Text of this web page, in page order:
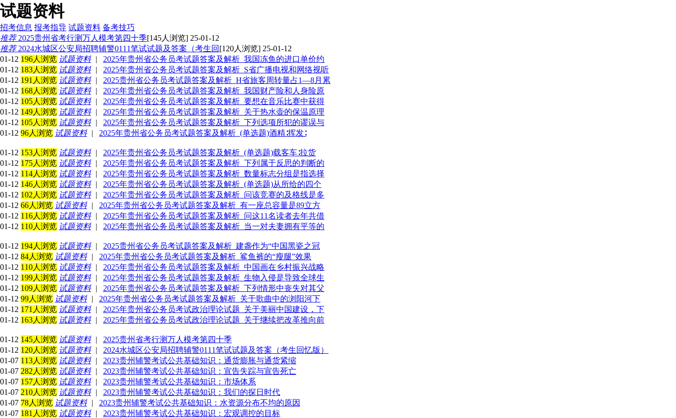
试题资料
招考信息 报考指导 试题资料 备考技巧
推荐2025贵州省考行测万人模考第四十季[145人浏览] 25-01-12
推荐2024水城区公安局招聘辅警0111笔试试题及答案（考生回 [120人浏览] 25-01-12
01-12 196人浏览 试题资料|
2025年贵州省公务员考试题答案及解析_我国冻鱼的进口单价约
01-12 183人浏览 试题资料|
2025年贵州省公务员考试题答案及解析_S省广播电视和网络视听
01-12 191人浏览 试题资料|
2025贵州省公务员考试题答案及解析_H省旅客周转量占1—8月累
01-12 168人浏览 试题资料|
2025年贵州省公务员考试题答案及解析_我国财产险和人身险原
01-12 105人浏览 试题资料|
2025年贵州省公务员考试题答案及解析_要想在音乐比赛中获得
01-12 149人浏览 试题资料|
2025年贵州省公务员考试题答案及解析_关于热水壶的保温原理
01-12 105人浏览 试题资料|
2025年贵州省公务员考试题答案及解析_下列选项所犯的谬误与
01-12 96人浏览 试题资料| 2025年贵州省公务员考试题答案及解析_(单选题)酒精∶挥发∶
01-12 153人浏览 试题资料|
2025年贵州省公务员考试题答案及解析_(单选题)载客车∶拉货
01-12 175人浏览 试题资料|
2025年贵州省公务员考试题答案及解析_下列属于反思的判断的
01-12 114人浏览 试题资料|
2025年贵州省公务员考试题答案及解析_数量标志分组是指选择
01-12 146人浏览 试题资料|
2025年贵州省公务员考试题答案及解析_(单选题)从所给的四个
01-12 102人浏览 试题资料|
2025年贵州省公务员考试题答案及解析_问该竞赛的及格线是多
01-12 66人浏览 试题资料|
2025年贵州省公务员考试题答案及解析_有一座总容量是89立方
01-12 116人浏览 试题资料|
2025年贵州省公务员考试题答案及解析_问这11名读者去年共借
01-12 110人浏览 试题资料| 2025年贵州省公务员考试题答案及解析_当一对夫妻拥有平等的
01-12 194人浏览 试题资料|
2025贵州省公务员考试题答案及解析_建盏作为“中国黑瓷之冠
01-12 84人浏览 试题资料|
2025年贵州省公务员考试题答案及解析_鲨鱼裤的“瘦腿”效果
01-12 110人浏览 试题资料|
2025年贵州省公务员考试题答案及解析_中国画在乡村振兴战略
01-12 199人浏览 试题资料|
2025年贵州省公务员考试题答案及解析_生物入侵是导致全球生
01-12 109人浏览 试题资料|
2025年贵州省公务员考试题答案及解析_下列情形中丧失对其父
01-12 99人浏览 试题资料|
2025年贵州省公务员考试题答案及解析_关于歌曲中的浏阳河下
01-12 171人浏览 试题资料|
2025年贵州省公务员考试政治理论试题_关于美丽中国建设，下
01-12 163人浏览 试题资料| 2025年贵州省公务员考试政治理论试题_关于继续把改革推向前
01-12 145人浏览 试题资料|
2025贵州省考行测万人模考第四十季
01-12 120人浏览 试题资料|
2024水城区公安局招聘辅警0111笔试试题及答案（考生回忆版）
01-07 113人浏览 试题资料|
2023贵州辅警考试公共基础知识：通货膨胀与通货紧缩
01-07 282人浏览 试题资料|
2023贵州辅警考试公共基础知识：宣告失踪与宣告死亡
01-07 157人浏览 试题资料|
2023贵州辅警考试公共基础知识：市场体系
01-07 210人浏览 试题资料|
2023贵州辅警考试公共基础知识：我们的探日时代
01-07 78人浏览 试题资料|
2023贵州辅警考试公共基础知识：水资源分布不均的原因
01-07 181人浏览 试题资料| 2023贵州辅警考试公共基础知识：宏观调控的目标